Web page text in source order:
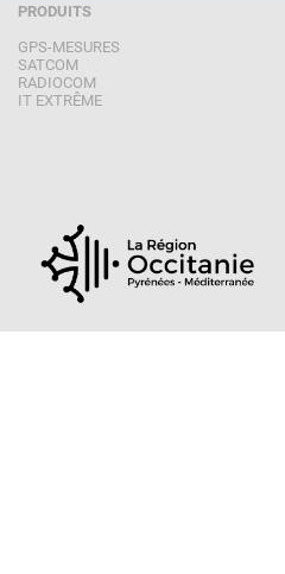
PRODUITS
GPS-MESURES
SATCOM
RADIOCOM
IT EXTRÊME